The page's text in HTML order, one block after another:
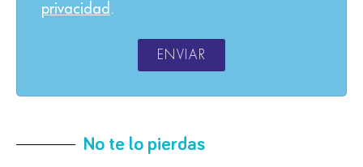
privacidad .
ENVIAR
No te lo pierdas